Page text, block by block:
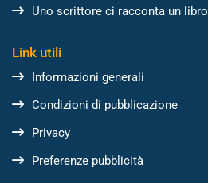
Uno scrittore ci racconta un libro
Link utili
Informazioni generali
Condizioni di pubblicazione
Privacy
Preferenze pubblicità